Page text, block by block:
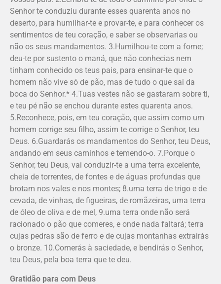
Senhor te conduziu durante esses quarenta anos no
deserto, para humilhar-te e provar-te, e para conhecer os
sentimentos de teu coração, e saber se observarias ou
não os seus mandamentos. 3.Humilhou-te com a fome;
deu-te por sustento o maná, que não conhecias nem
tinham conhecido os teus pais, para ensinar-te que o
homem não vive só de pão, mas de tudo o que sai da
boca do Senhor.* 4.Tuas vestes não se gastaram sobre ti,
e teu pé não se enchou durante estes quarenta anos.
5.Reconhece, pois, em teu coração, que assim como um
homem corrige seu filho, assim te corrige o Senhor, teu
Deus. 6.Guardarás os mandamentos do Senhor, teu Deus,
andando em seus caminhos e temendo-o. 7.Porque o
Senhor, teu Deus, vai conduzir-te a uma terra excelente,
cheia de torrentes, de fontes e de águas profundas que
brotam nos vales e nos montes; 8.uma terra de trigo e de
cevada, de vinhas, de figueiras, de romãzeiras, uma terra
de óleo de oliva e de mel, 9.uma terra onde não será
racionado o pão que comeres, e onde nada faltará; terra
cujas pedras são de ferro e de cujas montanhas extrairás
o bronze. 10.Comerás à saciedade, e bendirás o Senhor,
teu Deus, pela boa terra que te deu.
Gratidão para com Deus